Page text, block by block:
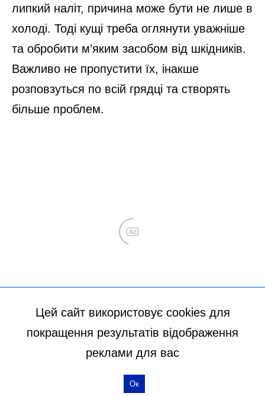
Цей сайт використовує cookies для
покращення результатів відображення
реклами для вас
Ок